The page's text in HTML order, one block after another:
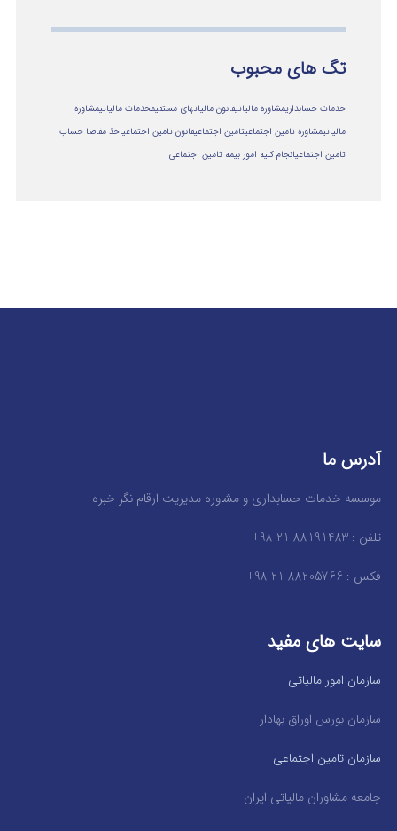
تگ های محبوب
خدمات حسابداریمشاوره مالیاتیقانون مالیاتهای مستقیمخدمات مالیاتیمشاوره
مالياتيمشاوره تامین اجتماعیتامین اجتماعیقانون تامین اجتماعیاخذ مفاصا حساب
تامین اجتماعیانجام کلیه امور بیمه تامین اجتماعی
آدرس ما
موسسه خدمات حسابداری و مشاوره مدیریت ارقام نگر خبره
تلفن : 88191483 21 98+
فکس : 88205766 21 98+
سایت های مفید
سازمان امور مالیاتی
سازمان بورس اوراق بهادار
سازمان تامین اجتماعی
جامعه مشاوران مالیاتی ایران